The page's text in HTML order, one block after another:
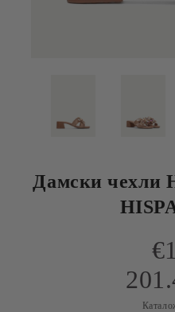
Дамски чехли